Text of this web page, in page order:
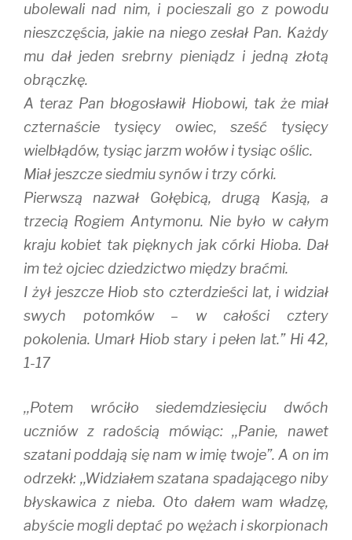
ubolewali nad nim, i pocieszali go z powodu
nieszczęścia, jakie na niego zesłał Pan. Każdy
mu dał jeden srebrny pieniądz i jedną złotą
obrączkę.
A teraz Pan błogosławił Hiobowi, tak że miał
czternaście tysięcy owiec, sześć tysięcy
wielbłądów, tysiąc jarzm wołów i tysiąc oślic.
Miał jeszcze siedmiu synów i trzy córki.
Pierwszą nazwał Gołębicą, drugą Kasją, a
trzecią Rogiem Antymonu. Nie było w całym
kraju kobiet tak pięknych jak córki Hioba. Dał
im też ojciec dziedzictwo między braćmi.
I żył jeszcze Hiob sto czterdzieści lat, i widział
swych potomków – w całości cztery
pokolenia. Umarł Hiob stary i pełen lat.” Hi 42,
1-17
,,Potem wróciło siedemdziesięciu dwóch
uczniów z radością mówiąc: ,,Panie, nawet
szatani poddają się nam w imię twoje”. A on im
odrzekł: ,,Widziałem szatana spadającego niby
błyskawica z nieba. Oto dałem wam władzę,
abyście mogli deptać po wężach i skorpionach